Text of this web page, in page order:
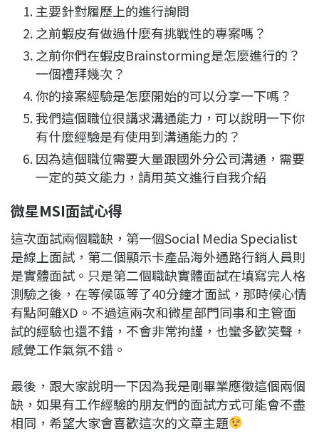
主要針對履歷上的進行詢問
之前蝦皮有做過什麼有挑戰性的專案嗎？
之前你們在蝦皮Brainstorming是怎麼進行的？
一個禮拜幾次？
你的接案經驗是怎麼開始的可以分享一下嗎？
我們這個職位很講求溝通能力，可以說明一下你
有什麼經驗是有使用到溝通能力的？
因為這個職位需要大量跟國外分公司溝通，需要
一定的英文能力，請用英文進行自我介紹
微星MSI面試心得
這次面試兩個職缺，第一個Social Media Specialist
是線上面試，第二個顯示卡產品海外通路行銷人員則
是實體面試。只是第二個職缺實體面試在填寫完人格
測驗之後，在等候區等了40分鐘才面試，那時候心情
有點阿雜XD。不過這兩次和微星部門同事和主管面
試的經驗也還不錯，不會非常拘謹，也蠻多歡笑聲，
感覺工作氣氛不錯。
最後，跟大家說明一下因為我是剛畢業應徵這個兩個
缺，如果有工作經驗的朋友們的面試方式可能會不盡
相同，希望大家會喜歡這次的文章主題